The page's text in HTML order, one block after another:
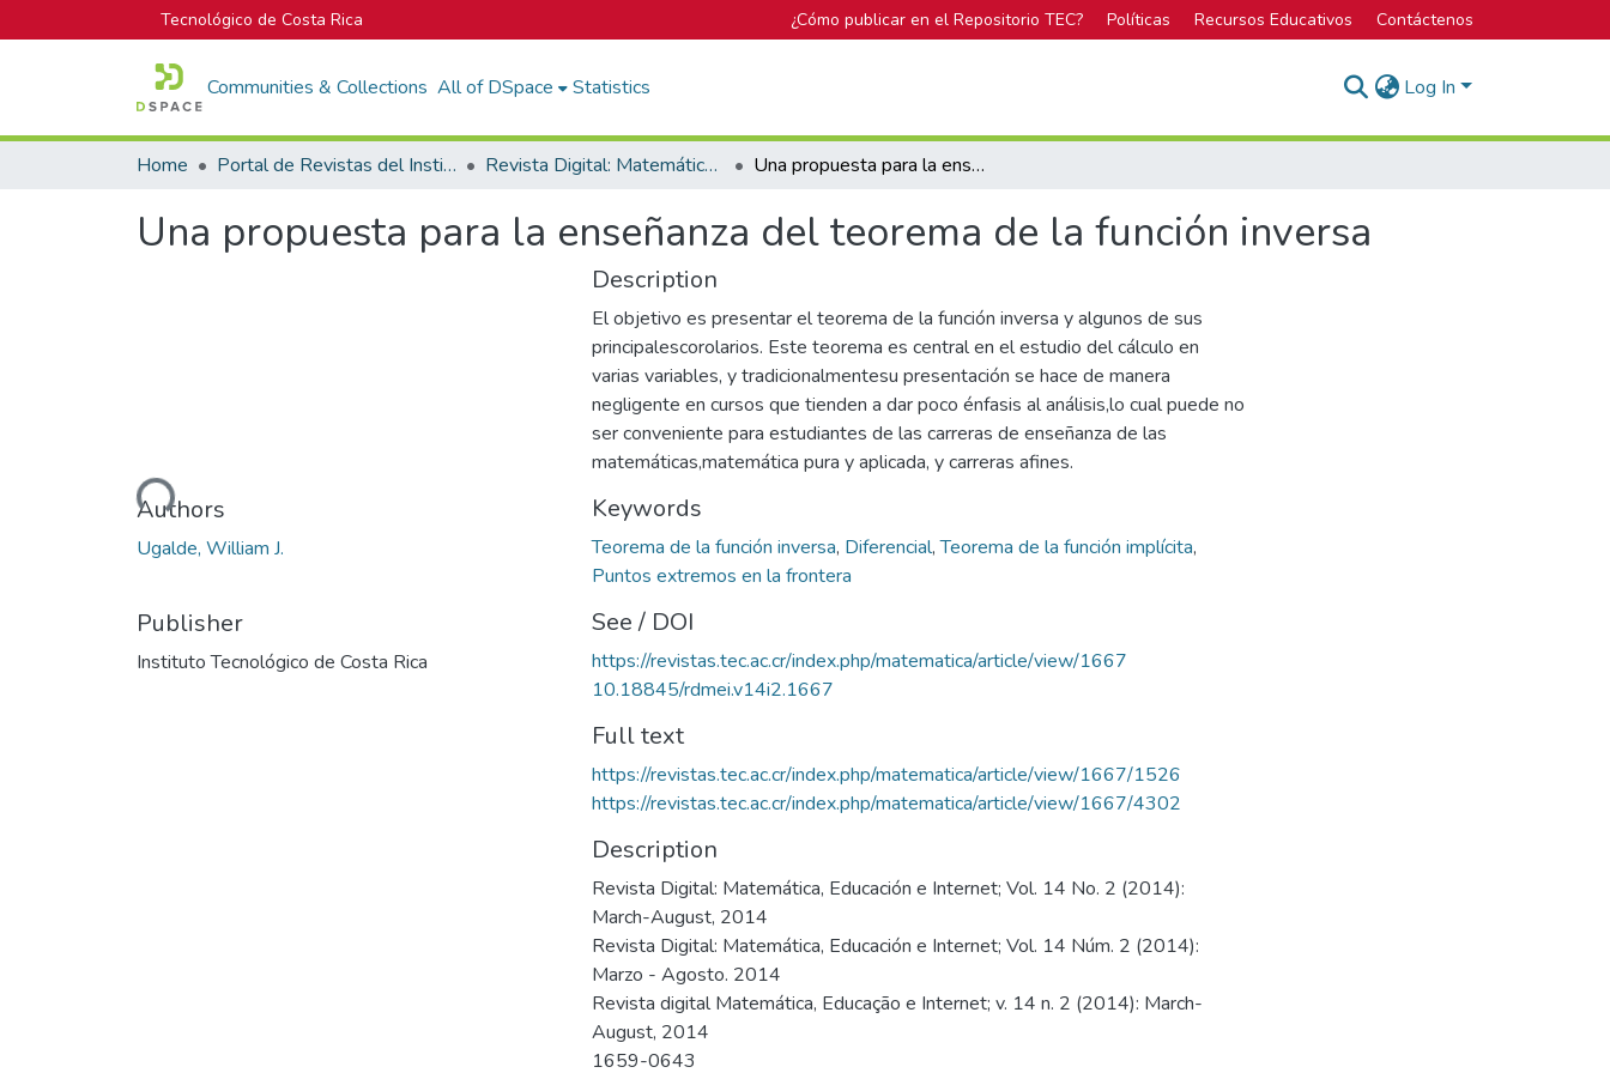
Tecnológico de Costa Rica ¿Cómo publicar en el Repositorio TEC? Políticas Recursos Educativos Contáctenos
Communities & Collections All of DSpace Statistics Log In
Home Portal de Revistas del Instituto Tecnológico de Costa Rica Revista Digital: Matemática, Educación e Internet Una propuesta para la enseñanza del teorema de la función inversa
Una propuesta para la enseñanza del teorema de la función inversa
Loading...
Authors
Ugalde, William J.
Publisher
Instituto Tecnológico de Costa Rica
Description
El objetivo es presentar el teorema de la función inversa y algunos de sus
principalescorolarios. Este teorema es central en el estudio del cálculo en
varias variables, y tradicionalmentesu presentación se hace de manera
negligente en cursos que tienden a dar poco énfasis al análisis,lo cual puede no
ser conveniente para estudiantes de las carreras de enseñanza de las
matemáticas,matemática pura y aplicada, y carreras afines.
Keywords
Teorema de la función inversa, Diferencial,Teorema de la función implícita,
Puntos extremos en la frontera
See / DOI
https://revistas.tec.ac.cr/index.php/matematica/article/view/1667
10.18845/rdmei.v14i2.1667
Full text
https://revistas.tec.ac.cr/index.php/matematica/article/view/1667/1526
https://revistas.tec.ac.cr/index.php/matematica/article/view/1667/4302
Description
Revista Digital: Matemática, Educación e Internet; Vol. 14 No. 2 (2014):
March-August, 2014
Revista Digital: Matemática, Educación e Internet; Vol. 14 Núm. 2 (2014):
Marzo - Agosto. 2014
Revista digital Matemática, Educação e Internet; v. 14 n. 2 (2014): March-
August, 2014
1659-0643